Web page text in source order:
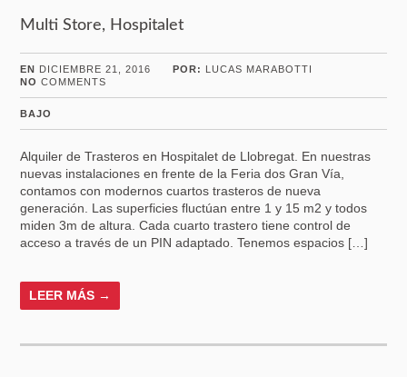
Multi Store, Hospitalet
EN DICIEMBRE 21, 2016 POR: LUCAS MARABOTTI
NO COMMENTS
BAJO
Alquiler de Trasteros en Hospitalet de Llobregat. En nuestras
nuevas instalaciones en frente de la Feria dos Gran Vía,
contamos con modernos cuartos trasteros de nueva
generación. Las superficies fluctúan entre 1 y 15 m2 y todos
miden 3m de altura. Cada cuarto trastero tiene control de
acceso a través de un PIN adaptado. Tenemos espacios […]
LEER MÁS →